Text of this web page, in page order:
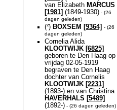
van Elizabeth MARCUS
[1981] (1849-1930)- (26
dagen geleden)
(²) BOXSEM [9364] - (26
dagen geleden)
Cornelia Alida
KLOOTWIJK [6825]
geboren te Den Haag op
vrijdag 02-05-1919
begraven te Den Haag
dochter van Cornelis
KLOOTWIJK [2231]
(1893-) en van Christina
HAVERHALS [5489]
(1892-)- (26 dagen geleden)